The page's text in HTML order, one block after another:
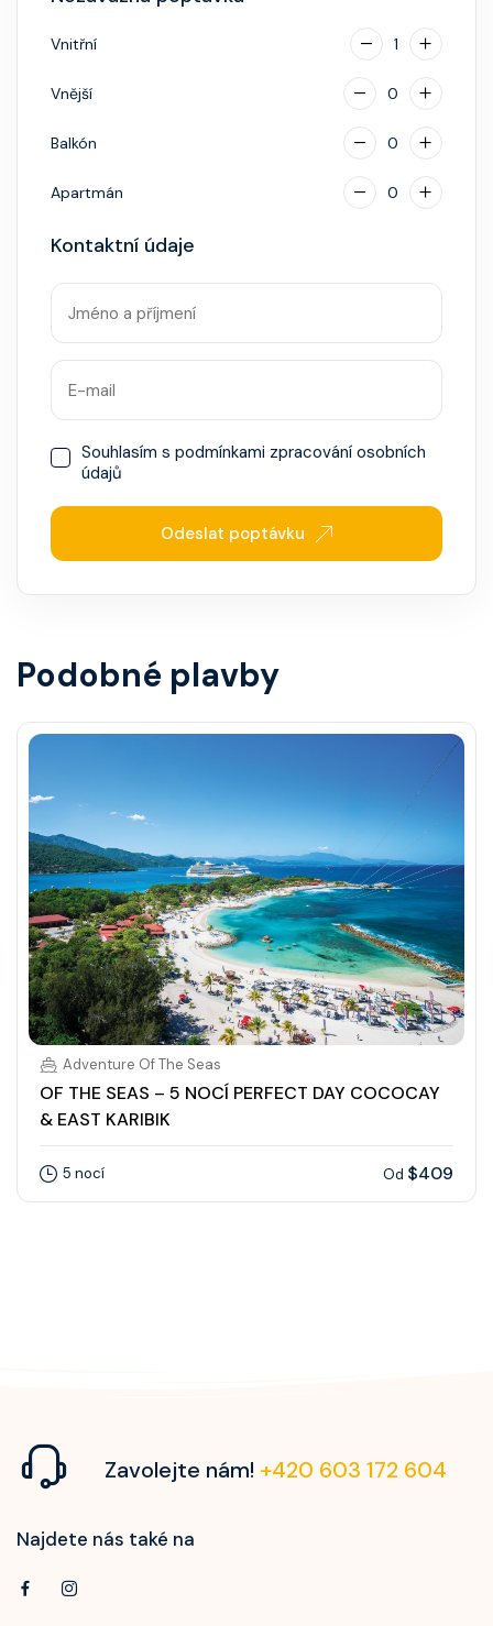
hotovostní zálohu.
Vnitřní 1
Vnější 0
Balkón 0
Apartmán 0
Kontaktní údaje
Souhlasím s podmínkami zpracování osobních
údajů
Odeslat poptávku
Podobné plavby
Adventure Of The Seas
OF THE SEAS – 5 NOCÍ PERFECT DAY COCOCAY
& EAST KARIBIK
5 nocí Od $409
Zavolejte nám! +420 603 172 604
Najdete nás také na